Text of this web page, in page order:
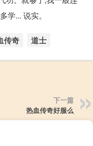
学... 说实。
传奇 道士
下一篇
热血传奇好服么